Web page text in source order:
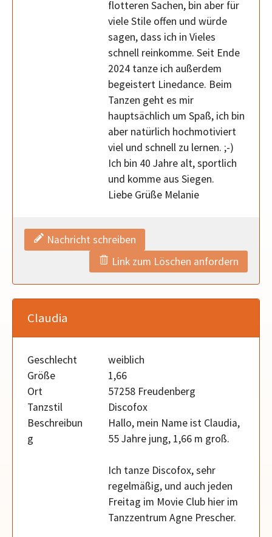
flotteren Sachen, bin aber für
viele Stile offen und würde
sagen, dass ich in Vieles
schnell reinkomme. Seit Ende
2024 tanze ich außerdem
begeistert Linedance. Beim
Tanzen geht es mir
hauptsächlich um Spaß, ich bin
aber natürlich hochmotiviert
viel und schnell zu lernen. ;-)
Ich bin 40 Jahre alt, sportlich
und komme aus Siegen.
Liebe Grüße Melanie
Nachricht schreiben
Link zum Löschen anfordern
Claudia
Geschlecht
weiblich
Größe
1,66
Ort
57258 Freudenberg
Tanzstil
Discofox
Beschreibun
g
Hallo, mein Name ist Claudia,
55 Jahre jung, 1,66 m groß.
Ich tanze Discofox, sehr
regelmäßig, und auch jeden
Freitag im Movie Club hier im
Tanzzentrum Agne Prescher.